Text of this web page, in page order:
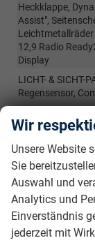
Heckklappe,
Assist",
12,9 Radio
Display
LICHT- & SICHT-
Regensensor,
Innen
2 LED-
Klimaanlage
Schlüsselloses
Wir
Unsere Website
Sie
Auswahl und
Analytics und
Einverständnis
jederzeit mit